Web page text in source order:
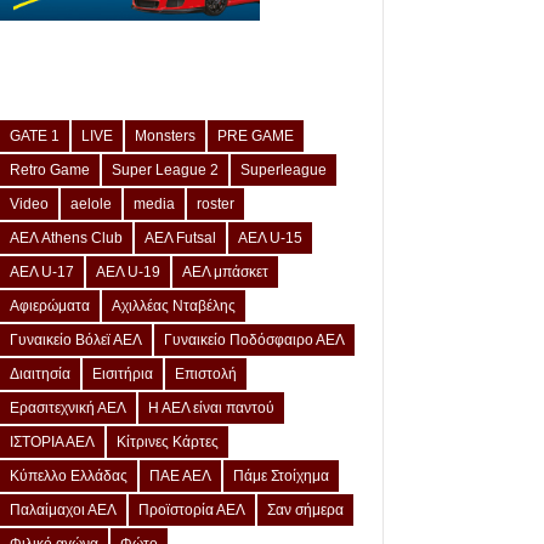
GATE 1 LIVE Monsters
PRE GAME
Retro Game
Super League 2
Superleague
Video
aelole media
roster
ΑΕΛ Athens Club
ΑΕΛ Futsal
ΑΕΛ U-15
ΑΕΛ U-17
ΑΕΛ U-19
ΑΕΛ μπάσκετ
Αφιερώματα
Αχιλλέας Νταβέλης
Γυναικείο Βόλεϊ ΑΕΛ
Γυναικείο Ποδόσφαιρο ΑΕΛ
Διαιτησία
Εισιτήρια
Επιστολή
Ερασιτεχνική ΑΕΛ
Η ΑΕΛ είναι παντού
ΙΣΤΟΡΙΑ ΑΕΛ
Κίτρινες Κάρτες
Κύπελλο Ελλάδας
ΠΑΕ ΑΕΛ
Πάμε Στοίχημα
Παλαίμαχοι ΑΕΛ
Προϊστορία ΑΕΛ
Σαν σήμερα